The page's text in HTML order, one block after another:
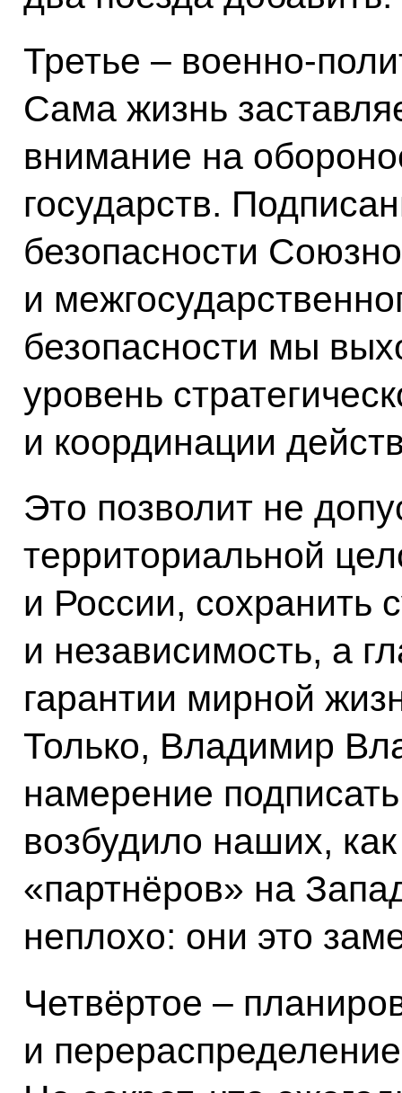
Третье – военно-
Сама жизнь
внимание на
государств.
безопасности
и
безопасности мы
уровень
и координации
Это позволит не
территориальной
и России, сохранить
и независимость, а
гарантии мирной
Только, Владимир
намерение
возбудило наших,
«партнёров» на
неплохо: они это
Четвёртое –
и